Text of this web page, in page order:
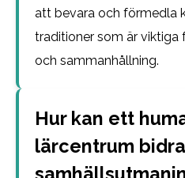
att bevara och förmedla
traditioner som är
och sammanhållning.
Hur kan ett
lärcentrum